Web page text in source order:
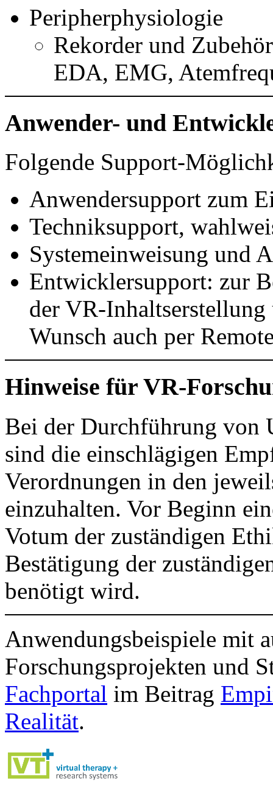
Peripherphysiologie
Rekorder und
EDA, EMG,
Anwender- und
Folgende Support-
Anwendersupport zum
Techniksupport,
Systemeinweisung und
Entwicklersupport: zur
der VR-
Wunsch auch per
Hinweise für VR-
Bei der Durchführung von
sind die einschlägigen
Verordnungen in den
einzuhalten. Vor Beginn
Votum der zuständigen
Bestätigung der
benötigt wird.
Anwendungsbeispiele mit
Forschungsprojekten und
Fachportal im Beitrag
Realität.